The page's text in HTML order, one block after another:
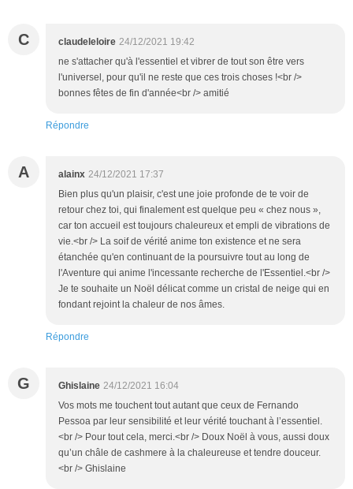
C claudeleloire 24/12/2021 19:42
ne s'attacher qu'à l'essentiel et vibrer de tout son être vers
l'universel, pour qu'il ne reste que ces trois choses !<br />
bonnes fêtes de fin d'année<br /> amitié
Répondre
A alainx 24/12/2021 17:37
Bien plus qu'un plaisir, c'est une joie profonde de te voir de
retour chez toi, qui finalement est quelque peu « chez nous »,
car ton accueil est toujours chaleureux et empli de vibrations de
vie.<br /> La soif de vérité anime ton existence et ne sera
étanchée qu'en continuant de la poursuivre tout au long de
l'Aventure qui anime l'incessante recherche de l'Essentiel.<br />
Je te souhaite un Noël délicat comme un cristal de neige qui en
fondant rejoint la chaleur de nos âmes.
Répondre
G Ghislaine 24/12/2021 16:04
Vos mots me touchent tout autant que ceux de Fernando
Pessoa par leur sensibilité et leur vérité touchant à l’essentiel.
<br /> Pour tout cela, merci.<br /> Doux Noël à vous, aussi doux
qu’un châle de cashmere à la chaleureuse et tendre douceur.
<br /> Ghislaine